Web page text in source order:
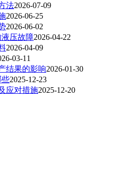
法2026-07-09
2026-06-25
2026-06-02
液压故障2026-04-22
2026-04-09
03-11
结果的影响2026-01-30
些2025-12-23
应对措施2025-12-20